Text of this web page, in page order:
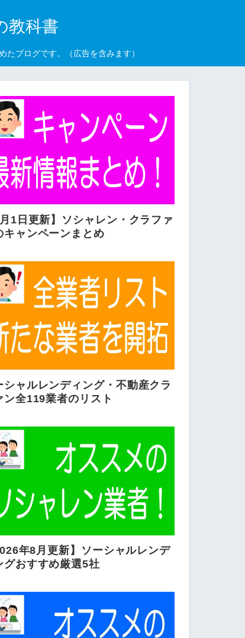
教科書
ブログです。（広告を含みます）
月1日更新】ソシャレン・クラファ
キャンペーンまとめ
シャルレンディング・不動産クラ
ン全119業者のリスト
年8月更新】ソーシャルレンデ
グおすすめ厳選5社